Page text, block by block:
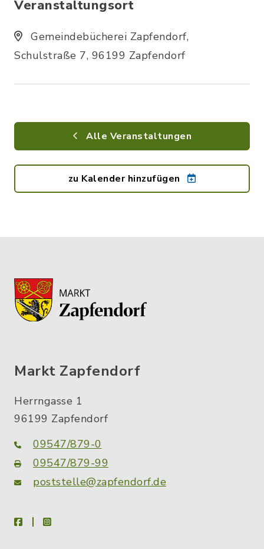
Veranstaltungsort
Gemeindebücherei Zapfendorf,
Schulstraße 7, 96199 Zapfendorf
Alle Veranstaltungen
zu Kalender hinzufügen
Markt Zapfendorf
Herrngasse 1
96199 Zapfendorf
09547/879-0
09547/879-99
poststelle@zapfendorf.de
facebookinstagram